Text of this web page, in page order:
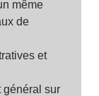
même
de
et
général sur